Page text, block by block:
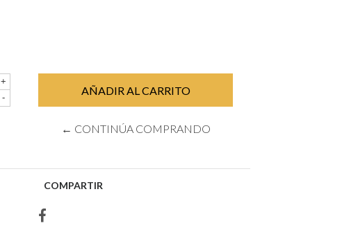
+
-
← CONTINÚA COMPRANDO
COMPARTIR